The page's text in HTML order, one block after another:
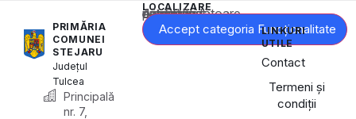
PRIMĂRIA
COMUNEI
STEJARU
Județul
Tulcea
Principală
nr. 7,
LOCALIZARE
Acest conținut este blocat până când acceptați categoria corespunzătoare de cookie-uri.
Accept categoria Funcționalitate
LINKURI
UTILE
Contact
Termeni și
condiții